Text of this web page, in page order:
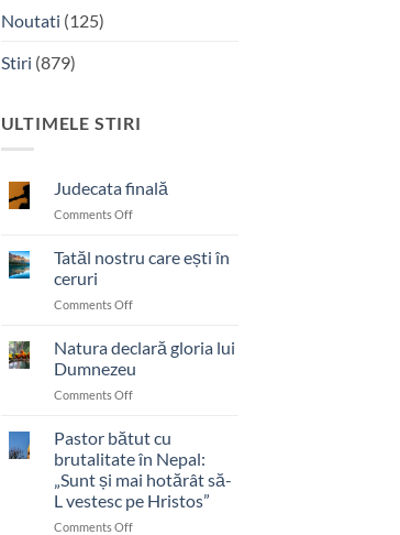
Noutati (125)
Stiri (879)
ULTIMELE STIRI
Judecata finală
Comments Offon
Tatăl nostru care ești în
ceruri
Comments Offon
nostru
care
ești
în
Natura declară gloria lui
Dumnezeu
Comments Offon
declară
gloria
lui
Dumnezeu
Pastor bătut cu
brutalitate în Nepal:
„Sunt și mai hotărât să-
L vestesc pe Hristos”
Comments Offon